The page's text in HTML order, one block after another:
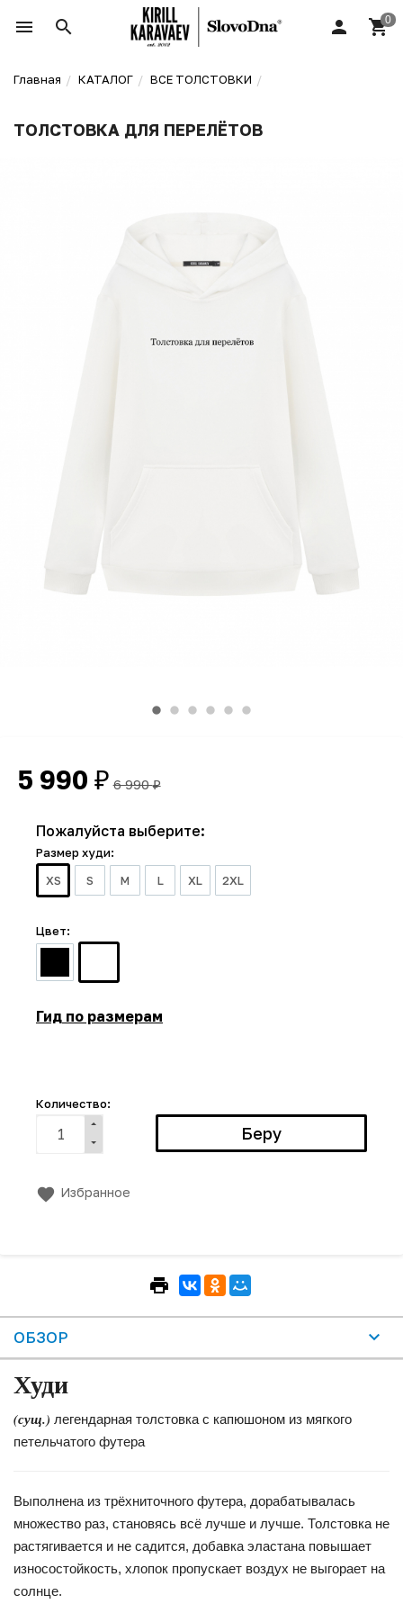
Главная КАТАЛОГ ВСЕ ТОЛСТОВКИ
ТОЛСТОВКА ДЛЯ ПЕРЕЛЁТОВ
5 990 ₽ 6 990₽
Пожалуйста выберите:
Размер худи:
XS
S M L XL 2XL
Цвет:
Гид по размерам
Количество:
Избранное
ОБЗОР
Худи
(сущ.) легендарная толстовка с капюшоном из мягкого
петельчатого футера
Выполнена из трёхниточного футера, дорабатывалась
множество раз, становясь всё лучше и лучше. Толстовка не
растягивается и не садится, добавка эластана повышает
износостойкость, хлопок пропускает воздух не выгорает на
солнце.